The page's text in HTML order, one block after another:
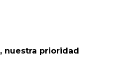
nuestra prioridad